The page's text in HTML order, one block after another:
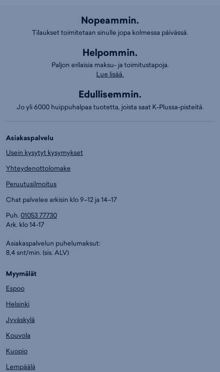
Nopeammin.
Tilaukset toimitetaan sinulle jopa kolmessa päivässä.
Helpommin.
Paljon erilaisia maksu- ja toimitustapoja.
Lue lisää.
Edullisemmin.
Jo yli 6000 huippuhalpaa tuotetta, joista saat K-Plussa-pisteitä.
Asiakaspalvelu
Usein kysytyt kysymykset
Yhteydenottolomake
Peruutusilmoitus
Chat palvelee arkisin klo 9–12 ja 14–17
Puh. 01053 77730
Ark. klo 14-17
Asiakaspalvelun puhelumaksut:
8,4 snt/min. (sis. ALV)
Myymälät
Espoo
Helsinki
Jyväskylä
Kouvola
Kuopio
Lempäälä